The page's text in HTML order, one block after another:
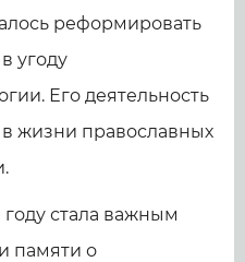
реформировать
угоду
Его деятельность
в жизни православных
стала важным
памяти о